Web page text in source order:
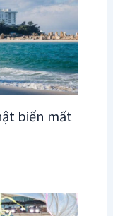
biến mất